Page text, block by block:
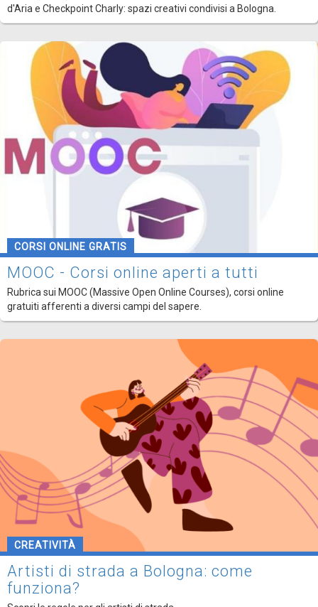
d'Aria e Checkpoint Charly: spazi creativi condivisi a Bologna.
CORSI ONLINE GRATIS
MOOC - Corsi online aperti a tutti
Rubrica sui MOOC (Massive Open Online Courses), corsi online
gratuiti afferenti a diversi campi del sapere.
CREATIVITÀ
Artisti di strada a Bologna: come
funziona?